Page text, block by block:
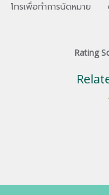
โทรเพื่อทำการนัดหมาย
Rating